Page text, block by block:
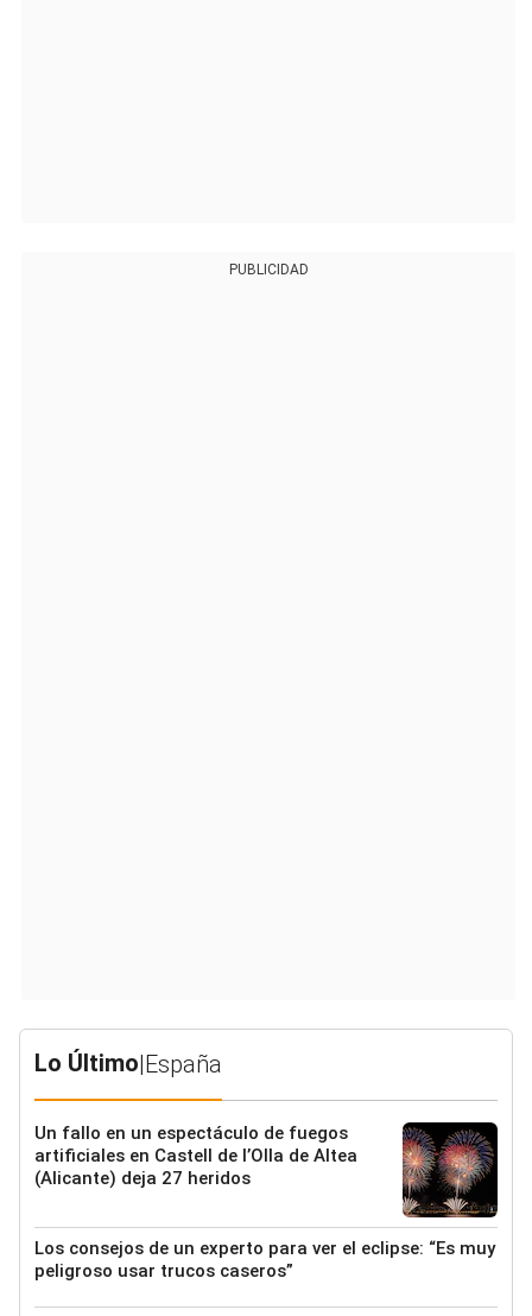
PUBLICIDAD
Lo Último|España
Un fallo en un espectáculo de fuegos
artificiales en Castell de l’Olla de Altea
(Alicante) deja 27 heridos
Los consejos de un experto para ver el eclipse: “Es muy
peligroso usar trucos caseros”